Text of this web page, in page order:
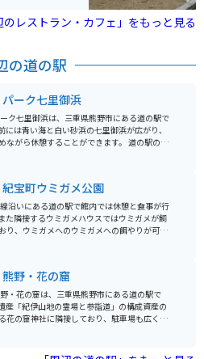
たシロヤシロが
台から360度パ
ーには食堂、お
のレストラン・カフェ」をもっと見る
の道の駅
パーク七里御浜
ク七里御浜は、三重県熊野市にある道の駅で
には青い海と白い砂浜の七里御浜が広がり、
がら休憩することができます。 道の駅の建
地元産の新鮮な魚介類や農産物を販売するシ
元産の猪肉を使ったぼたん鍋がおすすめで
部が整備されており、散策を楽しむことがで
ペースが用意されています。七里御浜沿いの
すすめです。
紀宝町ウミガメ公園
沿いにある道の駅で館内では休憩と食事が行
た隣接するウミガメハウスではウミガメが飼
り、ウミガメへのウミガメへの餌やりが可能
はウミガメと触れることのできるイベントが
熊野・花の窟
・花の窟は、三重県熊野市にある道の駅で
産「紀伊山地の霊場と参詣道」の構成資産の
花の窟神社に隣接しており、駐車場も広く、
物産販売所、レストランなどがあります。 花
巨大な岩を御神体とする珍しい神社です。道の